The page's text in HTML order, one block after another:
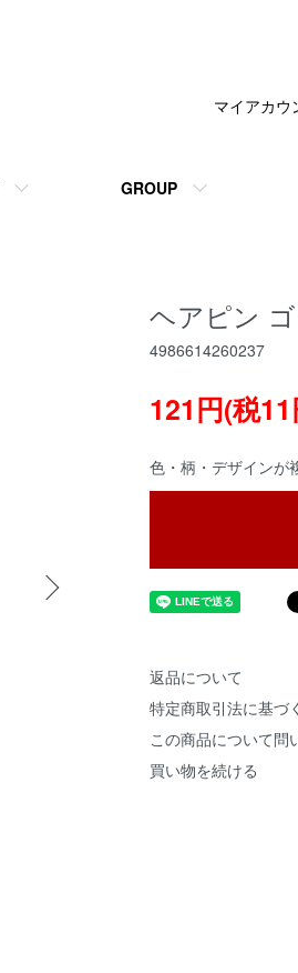
GROUP
マイアカウ
ヘアピン
4986614260237
121円(税
色・柄・デザインが
返品について
特定商取引法に基づ
この商品について問
買い物を続ける